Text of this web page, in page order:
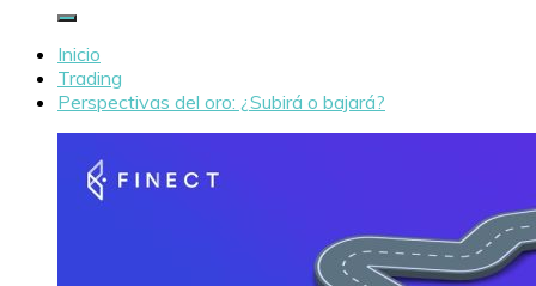
Inicio
Trading
Perspectivas del oro: ¿Subirá o bajará?